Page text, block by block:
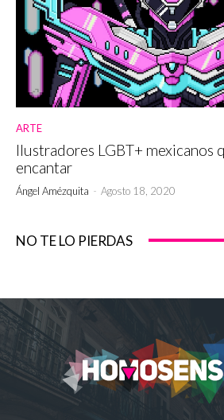
ARTE
Ilustradores LGBT+ mexicanos
encantar
Ángel Amézquita - Agosto 18, 2020
NO TE LO PIERDAS